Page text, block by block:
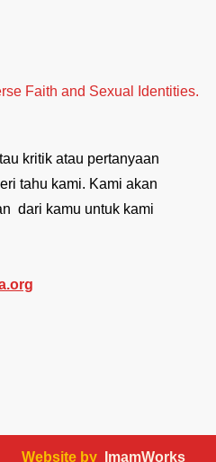
Faith and Sexual Identities.
kritik atau pertanyaan
tahu kami. Kami akan
dari kamu untuk kami
Website by ImamWorks